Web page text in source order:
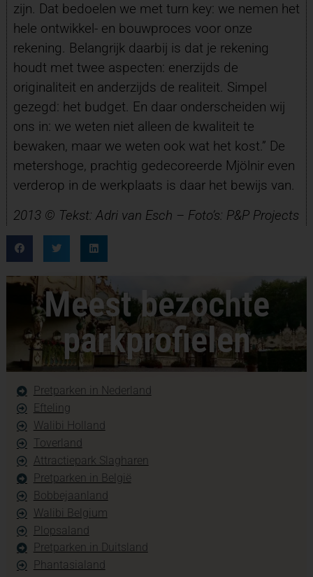
zijn. Dat bedoelen we met turn key: we nemen het
hele ontwikkel- en bouwproces voor onze
rekening. Belangrijk daarbij is dat je rekening
houdt met twee aspecten: enerzijds de
originaliteit en anderzijds de realiteit. Simpel
gezegd: het budget. En daar onderscheiden wij
ons in: we weten niet alleen de kwaliteit te
bewaken, maar we weten ook wat het kost.” De
metershoge, prachtig gedecoreerde Mjölnir even
verderop in de werkplaats is daar het bewijs van.
2013 © Tekst: Adri van Esch – Foto’s: P&P Projects
Meest bezochte
parkprofielen
Pretparken in Nederland
Efteling
Walibi Holland
Toverland
Attractiepark Slagharen
Pretparken in België
Bobbejaanland
Walibi Belgium
Plopsaland
Pretparken in Duitsland
Phantasialand